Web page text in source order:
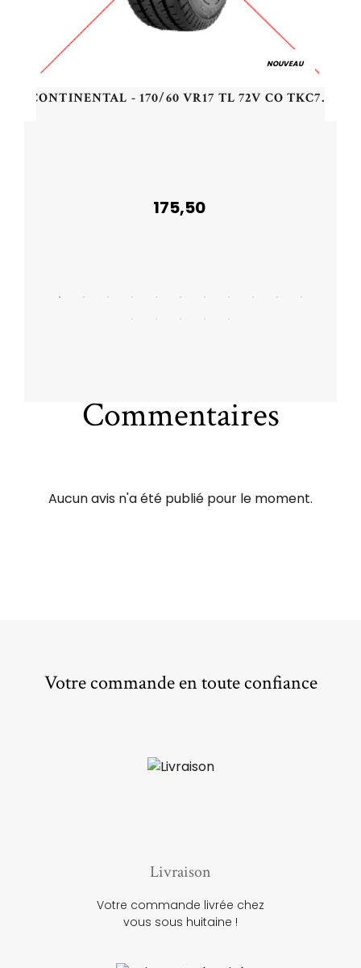
NOUVEAU
CONTINENTAL - 170/60 VR17 TL 72V CO TKC70 M+S R - 1706017 -
175,50
Commentaires
Aucun avis n'a été publié pour le moment.
Votre commande en toute confiance
Livraison
Votre commande livrée chez
vous sous huitaine !